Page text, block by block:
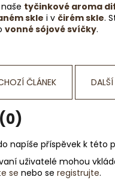
tyčinkové aroma
skle i v čirém skle.
vonné sójové svíčky.
ČLÁNEK
napíše příspěvek k této
uživatelé mohou
se nebo se registrujte.